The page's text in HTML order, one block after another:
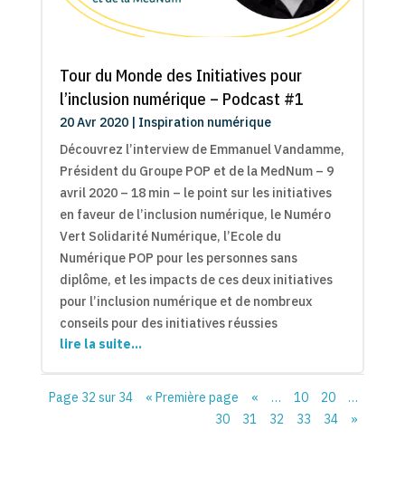
Tour du Monde des Initiatives pour
l’inclusion numérique – Podcast #1
20 Avr 2020| Inspiration numérique
Découvrez l’interview de Emmanuel Vandamme,
Président du Groupe POP et de la MedNum – 9
avril 2020 – 18 min – le point sur les initiatives
en faveur de l’inclusion numérique, le Numéro
Vert Solidarité Numérique, l’Ecole du
Numérique POP pour les personnes sans
diplôme, et les impacts de ces deux initiatives
pour l’inclusion numérique et de nombreux
conseils pour des initiatives réussies
lire la suite…
Page 32 sur 34 « Première page « … 10 20
…
30
31 32 33 34 »